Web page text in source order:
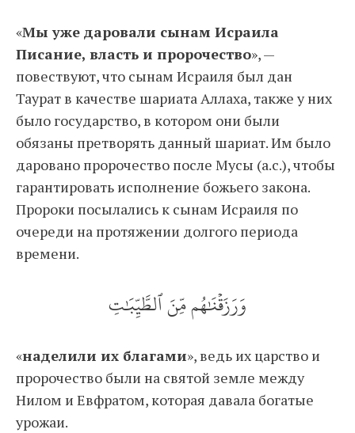
«Мы уже даровали сынам Исраила
Писание, власть и пророчество», —
повествуют, что сынам Исраиля был дан
Таурат в качестве шариата Аллаха, также у них
было государство, в котором они были
обязаны претворять данный шариат. Им было
даровано пророчество после Мусы (а.с.), чтобы
гарантировать исполнение божьего закона.
Пророки посылались к сынам Исраиля по
очереди на протяжении долгого периода
времени.
وَرَزَقۡنَٰهُم مِّنَ ٱلطَّيِّبَٰتِ
«наделили их благами», ведь их царство и
пророчество были на святой земле между
Нилом и Евфратом, которая давала богатые
урожаи.